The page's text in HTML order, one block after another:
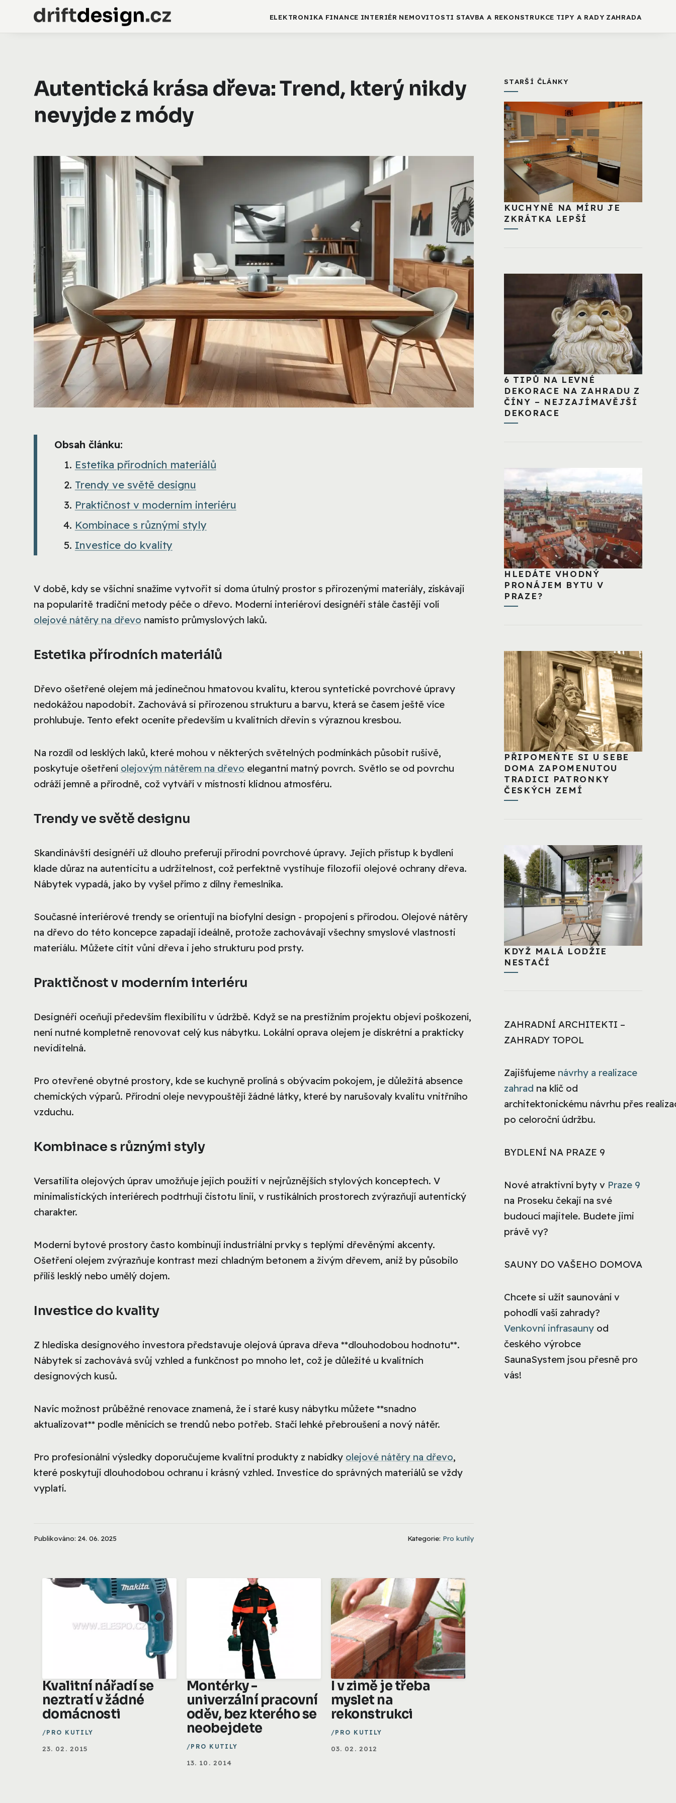
ELEKTRONIKA FINANCE INTERIÉR NEMOVITOSTI STAVBA A REKONSTRUKCE TIPY A RADY ZAHRADA
Autentická krása dřeva: Trend, který nikdy
nevyjde z módy
Obsah článku:
Estetika přírodních materiálů
Trendy ve světě designu
Praktičnost v moderním interiéru
Kombinace s různými styly
Investice do kvality
V době, kdy se všichni snažíme vytvořit si doma útulný prostor s přirozenými materiály, získávají
na popularitě tradiční metody péče o dřevo. Moderní interiéroví designéři stále častěji volí
olejové nátěry na dřevo namísto průmyslových laků.
Estetika přírodních materiálů
Dřevo ošetřené olejem má jedinečnou hmatovou kvalitu, kterou syntetické povrchové úpravy
nedokážou napodobit. Zachovává si přirozenou strukturu a barvu, která se časem ještě více
prohlubuje. Tento efekt oceníte především u kvalitních dřevin s výraznou kresbou.
Na rozdíl od lesklých laků, které mohou v některých světelných podmínkách působit rušivě,
poskytuje ošetření olejovým nátěrem na dřevo elegantní matný povrch. Světlo se od povrchu
odráží jemně a přírodně, což vytváří v místnosti klidnou atmosféru.
Trendy ve světě designu
Skandinávští designéři už dlouho preferují přírodní povrchové úpravy. Jejich přístup k bydlení
klade důraz na autenticitu a udržitelnost, což perfektně vystihuje filozofii olejové ochrany dřeva.
Nábytek vypadá, jako by vyšel přímo z dílny řemeslníka.
Současné interiérové trendy se orientují na biofylní design - propojení s přírodou. Olejové nátěry
na dřevo do této koncepce zapadají ideálně, protože zachovávají všechny smyslové vlastnosti
materiálu. Můžete cítit vůni dřeva i jeho strukturu pod prsty.
Praktičnost v moderním interiéru
Designéři oceňují především flexibilitu v údržbě. Když se na prestižním projektu objeví poškození,
není nutné kompletně renovovat celý kus nábytku. Lokální oprava olejem je diskrétní a prakticky
neviditelná.
Pro otevřené obytné prostory, kde se kuchyně prolíná s obývacím pokojem, je důležitá absence
chemických výparů. Přírodní oleje nevypouštějí žádné látky, které by narušovaly kvalitu vnitřního
vzduchu.
Kombinace s různými styly
Versatilita olejových úprav umožňuje jejich použití v nejrůznějších stylových konceptech. V
minimalistických interiérech podtrhují čistotu linií, v rustikálních prostorech zvýrazňují autentický
charakter.
Moderní bytové prostory často kombinují industriální prvky s teplými dřevěnými akcenty.
Ošetření olejem zvýrazňuje kontrast mezi chladným betonem a živým dřevem, aniž by působilo
příliš lesklý nebo umělý dojem.
Investice do kvality
Z hlediska designového investora představuje olejová úprava dřeva **dlouhodobou hodnotu**.
Nábytek si zachovává svůj vzhled a funkčnost po mnoho let, což je důležité u kvalitních
designových kusů.
Navíc možnost průběžné renovace znamená, že i staré kusy nábytku můžete **snadno
aktualizovat** podle měnících se trendů nebo potřeb. Stačí lehké přebroušení a nový nátěr.
Pro profesionální výsledky doporučujeme kvalitní produkty z nabídky olejové nátěry na dřevo,
které poskytují dlouhodobou ochranu i krásný vzhled. Investice do správných materiálů se vždy
vyplatí.
Publikováno: 24. 06. 2025 Kategorie: Pro kutily
Kvalitní nářadí se
neztratí v žádné
domácnosti
PRO KUTILY
23. 02. 2015
Montérky -
univerzální pracovní
oděv, bez kterého se
neobejdete
PRO KUTILY
13. 10. 2014
I v zimě je třeba
myslet na
rekonstrukci
PRO KUTILY
03. 02. 2012
STARŠÍ ČLÁNKY
KUCHYNĚ NA MÍRU JE
ZKRÁTKA LEPŠÍ
6 TIPŮ NA LEVNÉ
DEKORACE NA ZAHRADU Z
ČÍNY – NEJZAJÍMAVĚJŠÍ
DEKORACE
HLEDÁTE VHODNÝ
PRONÁJEM BYTU V
PRAZE?
PŘIPOMEŇTE SI U SEBE
DOMA ZAPOMENUTOU
TRADICI PATRONKY
ČESKÝCH ZEMÍ
KDYŽ MALÁ LODŽIE
NESTAČÍ
ZAHRADNÍ ARCHITEKTI –
ZAHRADY TOPOL
Zajišťujeme návrhy a realizace
zahrad na klíč od
architektonickému návrhu přes
po celoroční údržbu.
BYDLENÍ NA PRAZE 9
Nové atraktivní byty v Praze 9
na Proseku čekají na své
budoucí majitele. Budete jimi
právě vy?
SAUNY DO VAŠEHO DOMOVA
Chcete si užít saunování v
pohodlí vaší zahrady?
Venkovní infrasauny od
českého výrobce
SaunaSystem jsou přesně pro
vás!